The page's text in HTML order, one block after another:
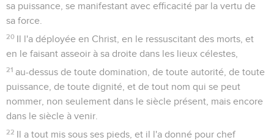
sa puissance, se manifestant avec efficacité par la vertu de
sa force.
20 Il l'a déployée en Christ, en le ressuscitant des morts, et
en le faisant asseoir à sa droite dans les lieux célestes,
21 au-dessus de toute domination, de toute autorité, de toute
puissance, de toute dignité, et de tout nom qui se peut
nommer, non seulement dans le siècle présent, mais encore
dans le siècle à venir.
22 Il a tout mis sous ses pieds, et il l'a donné pour chef